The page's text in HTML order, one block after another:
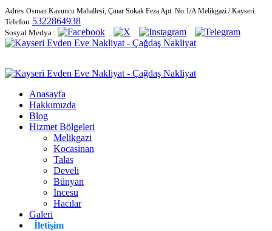
Adres Osman Kavuncu Mahallesi, Çınar Sokak Feza Apt. No:1/A Melikgazi / Kayseri
Telefon 5322864938
Sosyal Medya :
Anasayfa
Hakkımızda
Blog
Hizmet Bölgeleri
Melikgazi
Kocasinan
Talas
Develi
Bünyan
İncesu
Hacılar
Galeri
İletişim